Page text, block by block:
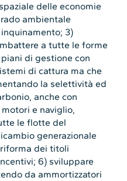
delle economie
ambientale
3)
a tutte le forme
di gestione con
di cattura ma che
la selettività ed
anche con
motori e naviglio,
le flotte del
generazionale
dei titoli
6) sviluppare
da ammortizzatori